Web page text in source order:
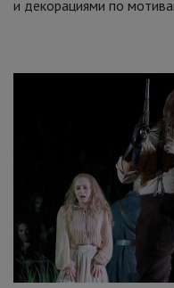
и декорациями по